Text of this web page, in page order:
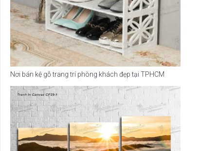
Nơi bán kệ gỗ trang trí phòng khách đẹp tại TPHCM